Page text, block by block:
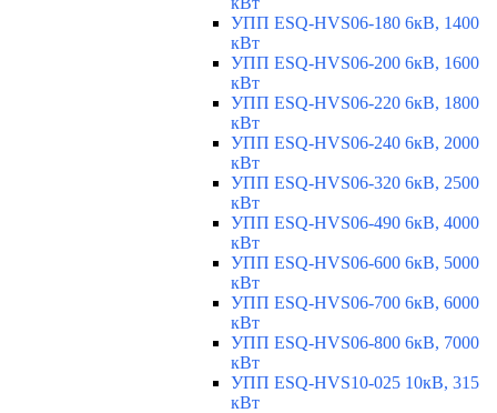
УПП ESQ-HVS06-180 6кВ, 1400
кВт
УПП ESQ-HVS06-200 6кВ, 1600
кВт
УПП ESQ-HVS06-220 6кВ, 1800
кВт
УПП ESQ-HVS06-240 6кВ, 2000
кВт
УПП ESQ-HVS06-320 6кВ, 2500
кВт
УПП ESQ-HVS06-490 6кВ, 4000
кВт
УПП ESQ-HVS06-600 6кВ, 5000
кВт
УПП ESQ-HVS06-700 6кВ, 6000
кВт
УПП ESQ-HVS06-800 6кВ, 7000
кВт
УПП ESQ-HVS10-025 10кВ, 315
кВт